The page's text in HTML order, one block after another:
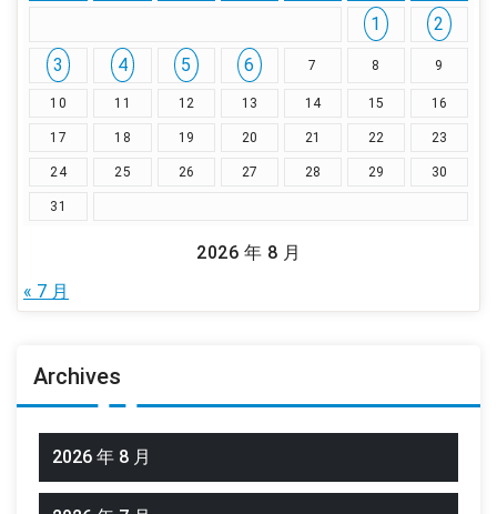
2026 年 8 月
1
2
3
4 5 6 7 8 9
10 11 12 13 14 15 16
17 18 19 20 21 22 23
24 25 26 27 28 29 30
31
« 7 月
Archives
2026 年 8 月